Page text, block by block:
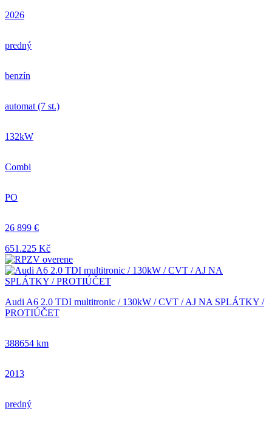
2026
predný
benzín
automat (7 st.)
132kW
Combi
PO
26 899 €
651.225 Kč
Audi A6 2.0 TDI multitronic / 130kW / CVT / AJ NA SPLÁTKY /
PROTIÚČET
388654 km
2013
predný